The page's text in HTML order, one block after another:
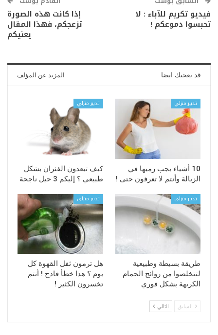
فيديو تكريم للآباء : لا
تحبسوا دموعكم !
إذا كانت هذه الصورة
تزعجكم، فهذا المقال
يعنيكم
قد يعجبك ايضا المزيد عن المؤلف
تدبير منزلي
10 أشياء يجب رميها في
الزبالة وأنتم لا تعرفون حتى !
تدبير منزلي
كيف تبعدون الفئران بشكل
طبيعي ؟ إليكم 3 حيل ناجحة
تدبير منزلي
طريقة بسيطة وطبيعية
لتتخلصوا من روائح الحمام
الكريهة بشكل فوري
تدبير منزلي
هل ترمون ثفل القهوة كل
يوم ؟ هذا خطأ فادح ! أنتم
تخسرون الكثير !
السابق التالي